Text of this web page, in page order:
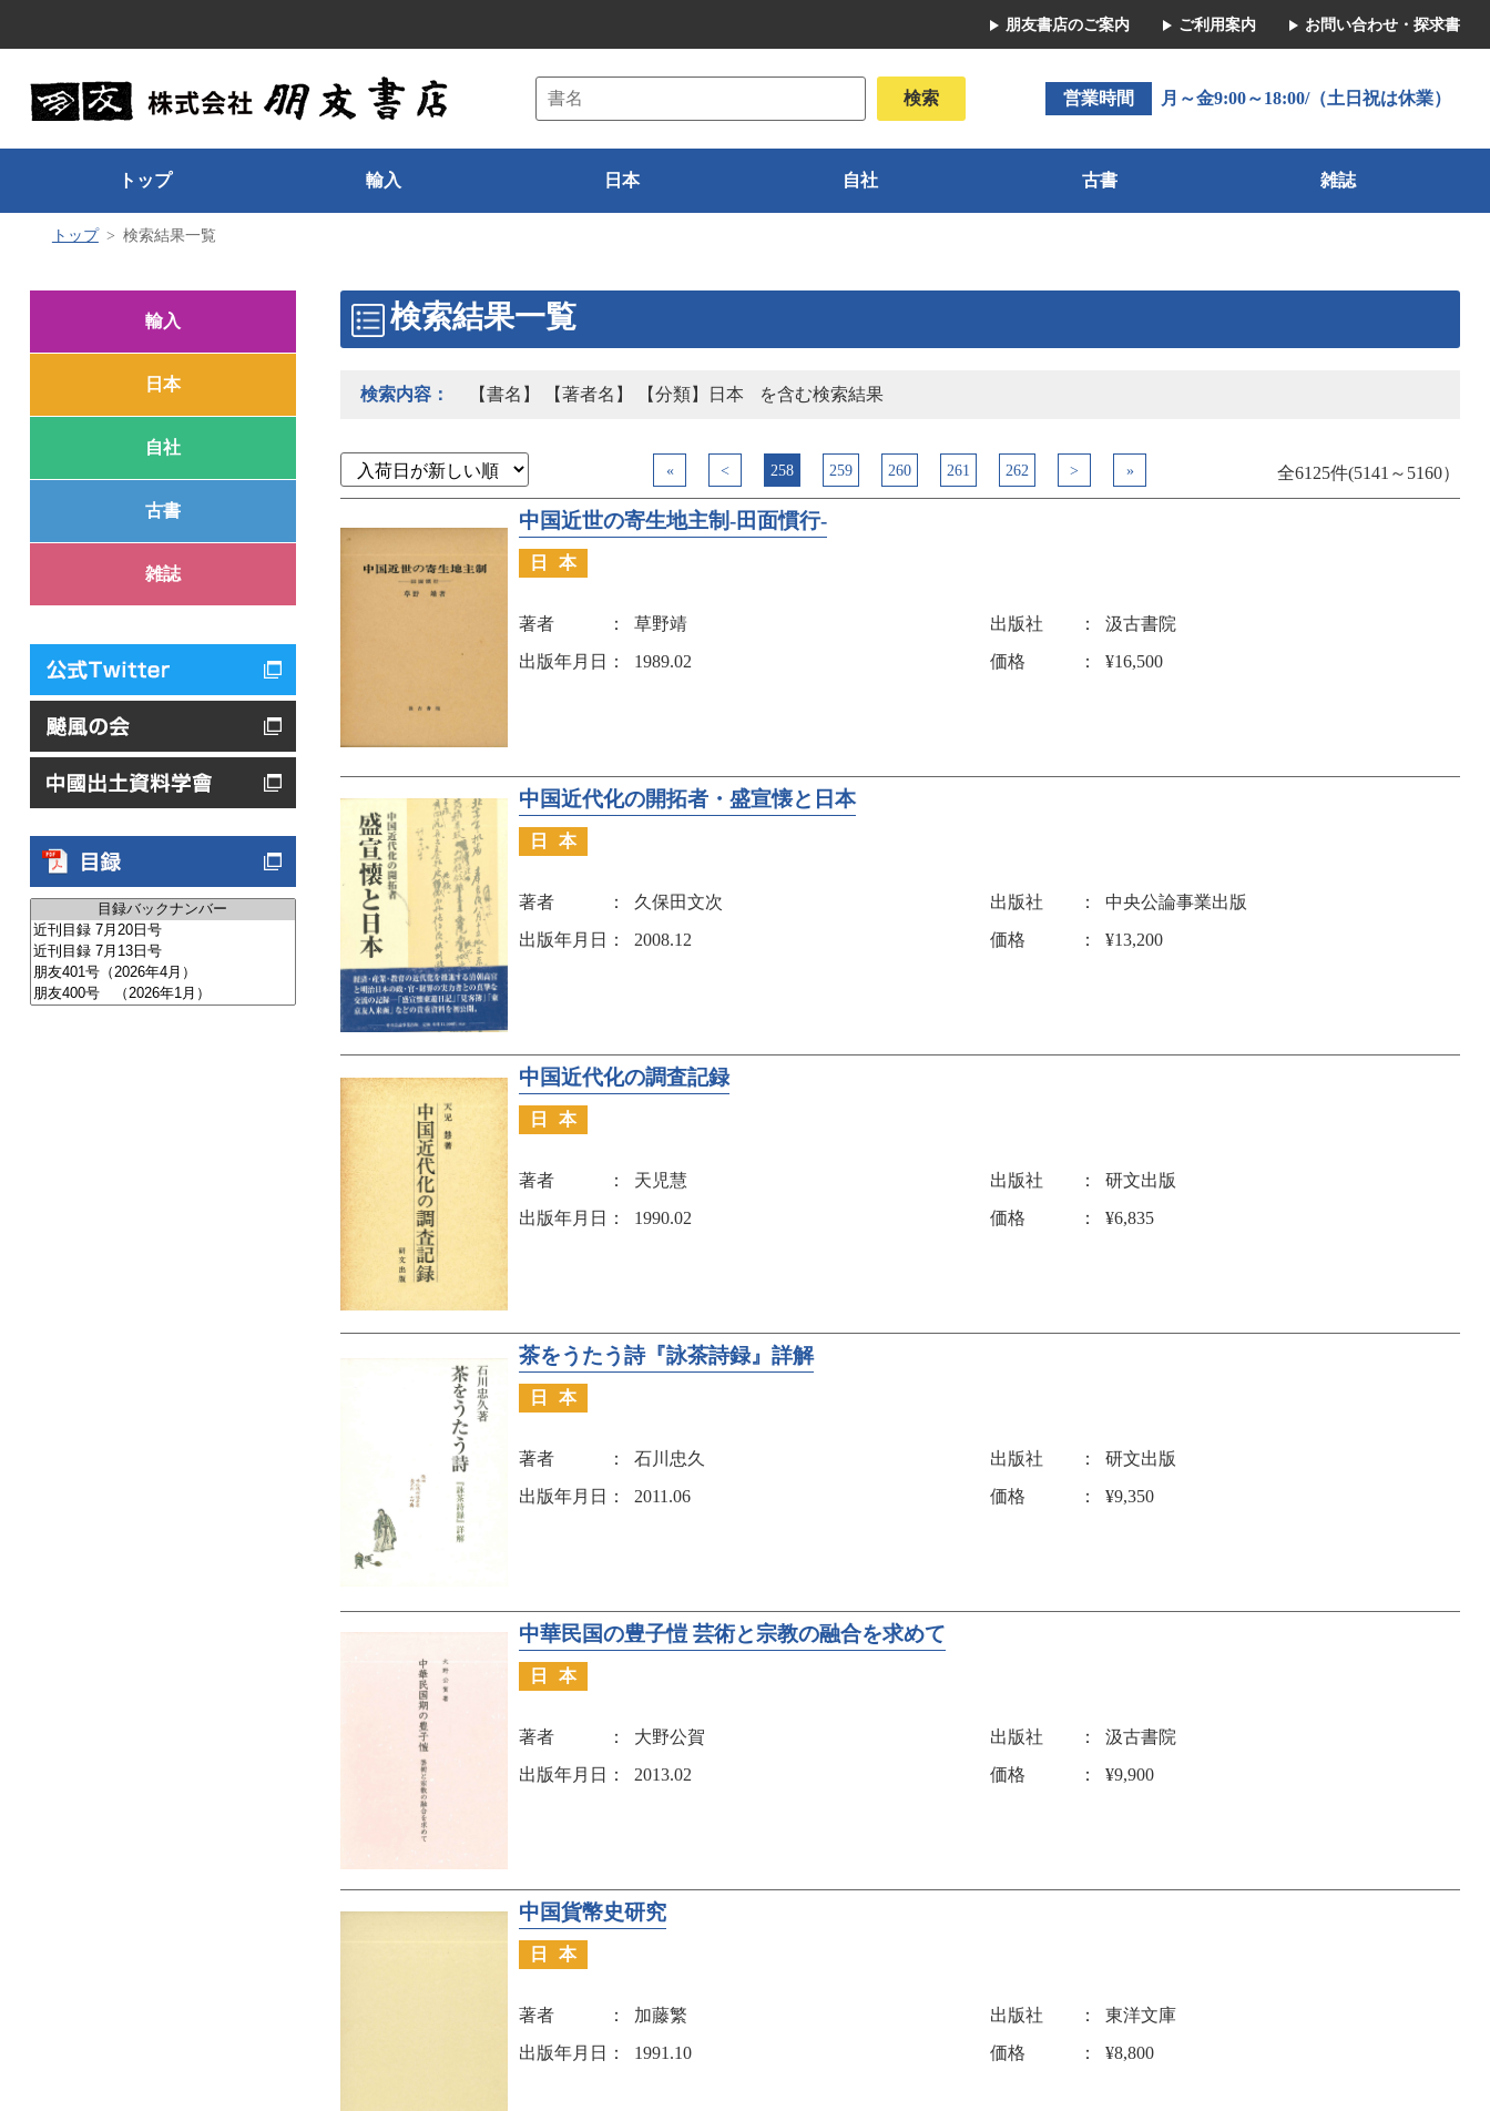
朋友書店のご案内 ご利用案内 お問い合わせ・探求書
営業時間 月～金9:00～18:00/（土日祝は休業）
トップ 輸入 日本 自社 古書 雑誌
トップ 検索結果一覧
輸入
日本
自社
古書
雑誌
検索結果一覧
検索内容： 【書名】 【著者名】 【分類】日本 を含む検索結果
« < 258 259 260 261 262 > » 全6125件(5141～5160）
中国近世の寄生地主制-田面慣行-
日本
著者 草野靖 出版社
汲古書院
出版年月日
1989.02 価格 ¥16,500
中国近代化の開拓者・盛宣懐と日本
日本
著者 久保田文次 出版社
中央公論事業出版
出版年月日
2008.12 価格 ¥13,200
中国近代化の調査記録
日本
著者 天児慧 出版社
研文出版
出版年月日
1990.02 価格 ¥6,835
茶をうたう詩『詠茶詩録』詳解
日本
著者 石川忠久 出版社
研文出版
出版年月日
2011.06 価格 ¥9,350
中華民国の豊子愷 芸術と宗教の融合を求めて
日本
著者 大野公賀 出版社
汲古書院
出版年月日
2013.02 価格 ¥9,900
中国貨幣史研究
日本
著者 加藤繁 出版社
東洋文庫
出版年月日
1991.10 価格 ¥8,800